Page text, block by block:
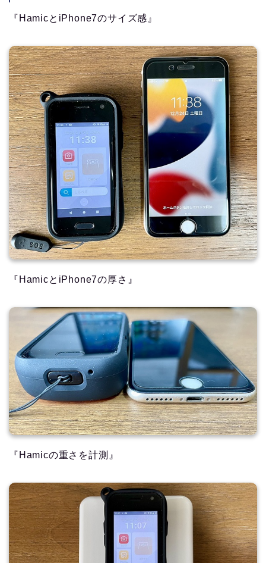
『HamicとiPhone7のサイズ感』
『HamicとiPhone7の厚さ』
『Hamicの重さを計測』